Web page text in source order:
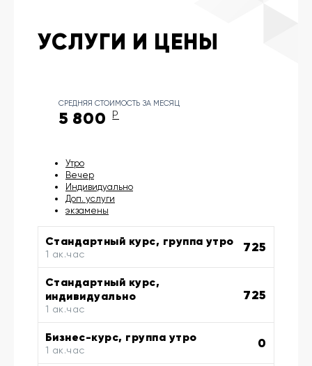
УСЛУГИ И ЦЕНЫ
СРЕДНЯЯ СТОИМОСТЬ ЗА МЕСЯЦ
5 800 Р
Утро
Вечер
Индивидуально
Доп. услуги
экзамены
Стандартный курс, группа утро
1 ак.час 725
Стандартный курс,
индивидуально
1 ак.час
725
Бизнес-курс, группа утро
1 ак.час 0